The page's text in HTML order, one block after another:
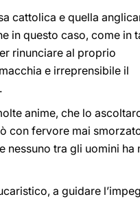
cattolica e quella
in questo caso, come in
rinunciare al proprio
e irreprensibile il
anime, che lo
con fervore mai
nessuno tra gli uomini ha
a guidare